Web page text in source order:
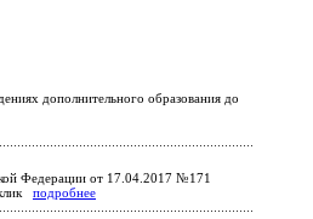
дополнительного образования до
Федерации от 17.04.2017 №171
подробнее